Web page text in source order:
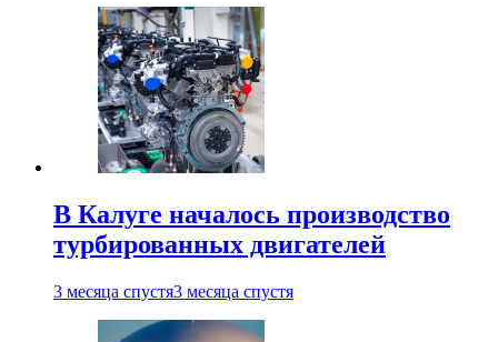
В Калуге началось производство
турбированных двигателей
3 месяца спустя3 месяца спустя